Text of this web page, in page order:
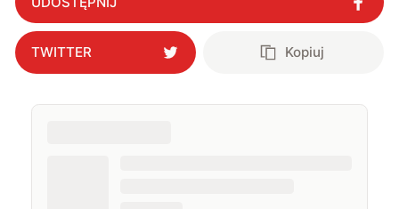
TWITTER Kopiuj